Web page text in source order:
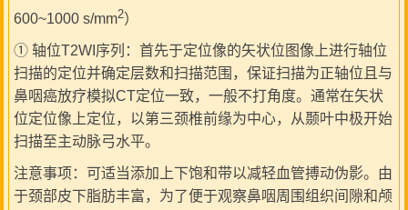
600~1000 s/mm2）
① 轴位T2WI序列：首先于定位像的矢状位图像上进行轴位
扫描的定位并确定层数和扫描范围，保证扫描为正轴位且与
鼻咽癌放疗模拟CT定位一致，一般不打角度。通常在矢状
位定位像上定位，以第三颈椎前缘为中心，从颞叶中极开始
扫描至主动脉弓水平。
注意事项：可适当添加上下饱和带以减轻血管搏动伪影。由
于颈部皮下脂肪丰富，为了便于观察鼻咽周围组织间隙和颅